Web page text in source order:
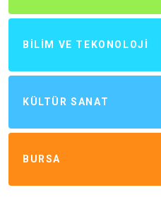
BILIM VE TEKONOLOJI
KÜLTÜR SANAT
BURSA